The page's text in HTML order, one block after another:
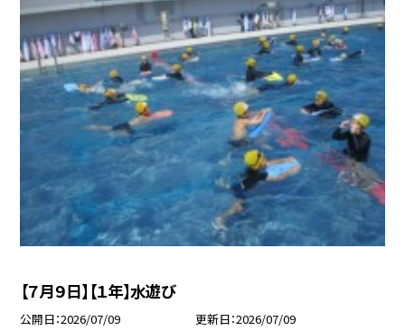
【７月９日】【１年】水遊び
公開日 2026/07/09 更新日 2026/07/09